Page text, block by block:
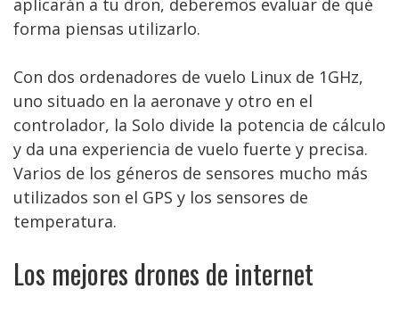
aplicarán a tu dron, deberemos evaluar de qué
forma piensas utilizarlo.
Con dos ordenadores de vuelo Linux de 1GHz,
uno situado en la aeronave y otro en el
controlador, la Solo divide la potencia de cálculo
y da una experiencia de vuelo fuerte y precisa.
Varios de los géneros de sensores mucho más
utilizados son el GPS y los sensores de
temperatura.
Los mejores drones de internet